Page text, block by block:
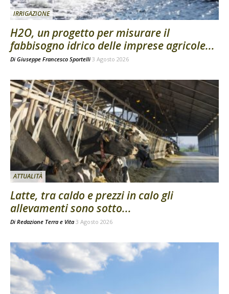
IRRIGAZIONE
H2O, un progetto per misurare il
fabbisogno idrico delle imprese agricole...
Di Giuseppe Francesco Sportelli 3 Agosto 2026
ATTUALITÀ
Latte, tra caldo e prezzi in calo gli
allevamenti sono sotto...
Di Redazione Terra e Vita 3 Agosto 2026